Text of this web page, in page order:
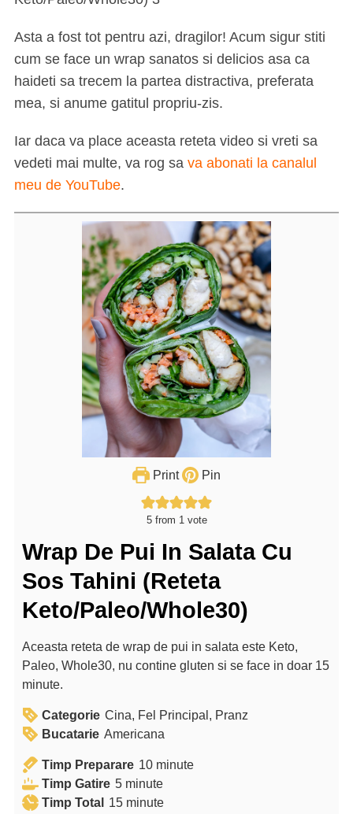
Asta a fost tot pentru azi, dragilor! Acum sigur stiti
cum se face un wrap sanatos si delicios asa ca
haideti sa trecem la partea distractiva, preferata
mea, si anume gatitul propriu-zis.
Iar daca va place aceasta reteta video si vreti sa
vedeti mai multe, va rog sa va abonati la canalul
meu de YouTube.
Print Pin
5from 1 vote
Wrap De Pui In Salata Cu
Sos Tahini (Reteta
Keto/Paleo/Whole30)
Aceasta reteta de wrap de pui in salata este Keto,
Paleo, Whole30, nu contine gluten si se face in doar 15
minute.
Categorie Cina, Fel Principal, Pranz
Bucatarie Americana
Timp Preparare 10m
i
n
minute
Timp Gatire 5m
i
minute
Timp Total 15mminute